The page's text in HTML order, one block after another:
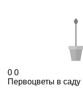
0 0
Первоцветы в саду